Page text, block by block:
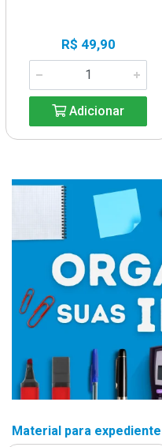
R$ 49,90
Adicionar
Material para expediente